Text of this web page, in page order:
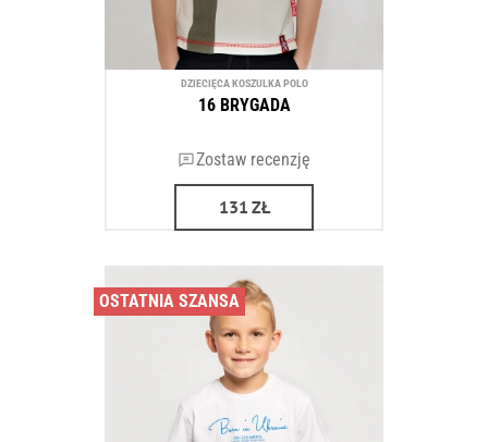
DZIECIĘCA KOSZULKA POLO
16 BRYGADA
Zostaw recenzję
131 ZŁ
OSTATNIA SZANSA